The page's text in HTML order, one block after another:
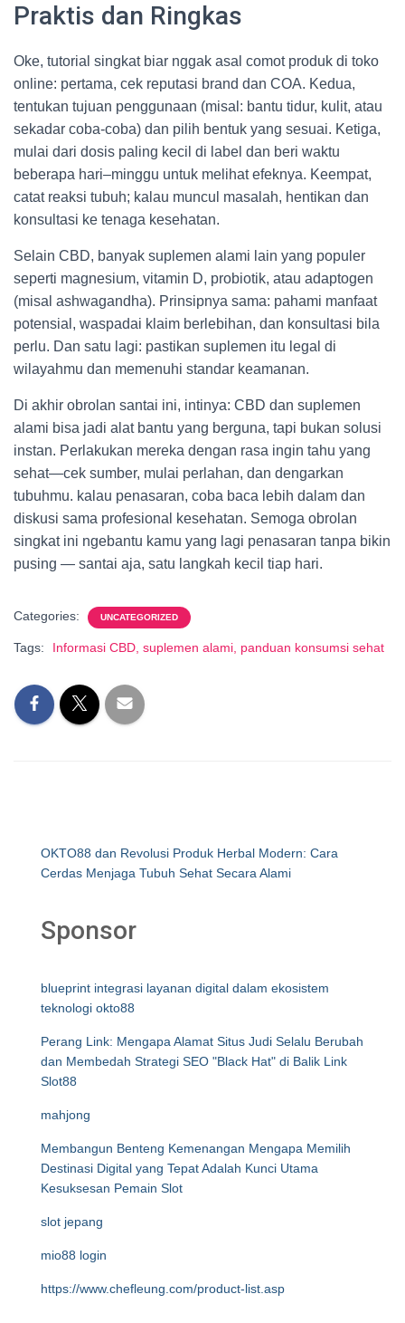
Praktis dan Ringkas
Oke, tutorial singkat biar nggak asal comot produk di toko
online: pertama, cek reputasi brand dan COA. Kedua,
tentukan tujuan penggunaan (misal: bantu tidur, kulit, atau
sekadar coba-coba) dan pilih bentuk yang sesuai. Ketiga,
mulai dari dosis paling kecil di label dan beri waktu
beberapa hari–minggu untuk melihat efeknya. Keempat,
catat reaksi tubuh; kalau muncul masalah, hentikan dan
konsultasi ke tenaga kesehatan.
Selain CBD, banyak suplemen alami lain yang populer
seperti magnesium, vitamin D, probiotik, atau adaptogen
(misal ashwagandha). Prinsipnya sama: pahami manfaat
potensial, waspadai klaim berlebihan, dan konsultasi bila
perlu. Dan satu lagi: pastikan suplemen itu legal di
wilayahmu dan memenuhi standar keamanan.
Di akhir obrolan santai ini, intinya: CBD dan suplemen
alami bisa jadi alat bantu yang berguna, tapi bukan solusi
instan. Perlakukan mereka dengan rasa ingin tahu yang
sehat—cek sumber, mulai perlahan, dan dengarkan
tubuhmu. kalau penasaran, coba baca lebih dalam dan
diskusi sama profesional kesehatan. Semoga obrolan
singkat ini ngebantu kamu yang lagi penasaran tanpa bikin
pusing — santai aja, satu langkah kecil tiap hari.
Categories: UNCATEGORIZED
Tags: Informasi CBD, suplemen alami, panduan konsumsi sehat
OKTO88 dan Revolusi Produk Herbal Modern: Cara
Cerdas Menjaga Tubuh Sehat Secara Alami
Sponsor
blueprint integrasi layanan digital dalam ekosistem
teknologi okto88
Perang Link: Mengapa Alamat Situs Judi Selalu Berubah
dan Membedah Strategi SEO "Black Hat" di Balik Link
Slot88
mahjong
Membangun Benteng Kemenangan Mengapa Memilih
Destinasi Digital yang Tepat Adalah Kunci Utama
Kesuksesan Pemain Slot
slot jepang
mio88 login
https://www.chefleung.com/product-list.asp